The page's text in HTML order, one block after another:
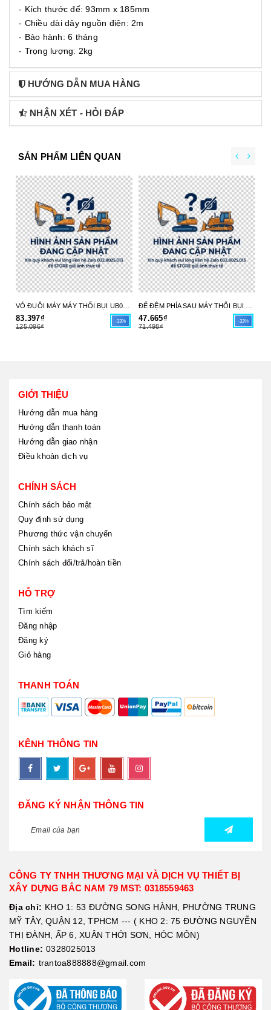
- Kích thước đế: 93mm x 185mm
- Chiều dài dây nguồn điện: 2m
- Bảo hành: 6 tháng
- Trọng lượng: 2kg
HƯỚNG DẪN MUA HÀNG
NHẬN XÉT - HỎI ĐÁP
SẢN PHẨM LIÊN QUAN
83.397₫
125.096₫
-33% 47.665₫
71.498₫
-33%
GIỚI THIỆU
Hướng dẫn mua hàng
Hướng dẫn thanh toán
Hướng dẫn giao nhận
Điều khoản dịch vụ
CHÍNH SÁCH
Chính sách bảo mật
Quy định sử dụng
Phương thức vận chuyển
Chính sách khách sĩ
Chính sách đổi/trả/hoàn tiền
HỖ TRỢ
Tìm kiếm
Đăng nhập
Đăng ký
Giỏ hàng
THANH TOÁN
KÊNH THÔNG TIN
ĐĂNG KÝ NHẬN THÔNG TIN
CÔNG TY TNHH THƯƠNG MẠI VÀ DỊCH VỤ THIẾT BỊ
XÂY DỰNG BẮC NAM 79 MST: 0318559463
Địa chỉ: KHO 1: 53 ĐƯỜNG SONG HÀNH, PHƯỜNG TRUNG
MỸ TÂY, QUẬN 12, TPHCM --- ( KHO 2: 75 ĐƯỜNG NGUYỄN
THỊ ĐÀNH, ẤP 6, XUÂN THỚI SƠN, HÓC MÔN)
Hotline: 0328025013
Email: trantoa888888@gmail.com